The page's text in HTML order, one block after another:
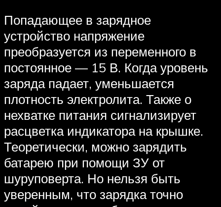
Попадающее в зарядное
устройство напряжение
преобразуется из переменного в
постоянное — 15 В. Когда уровень
заряда падает, уменьшается
плотность электролита. Также о
нехватке питания сигнализирует
расцветка индикатора на крышке.
Теоретически, можно зарядить
батарею при помощи ЗУ от
шуруповерта. Но нельзя быть
уверенным, что зарядка точно